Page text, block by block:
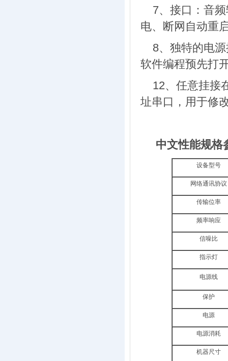
7、 接口：音
电、断网自动重
8、 独特的电
软件编程预先打
12、任意挂接
址串口，用于修
中文性能规格
设备型号
网络通讯协议
传输位率
频率响应
信噪比
指示灯
电源线
保护
电源
电源消耗
机器尺寸